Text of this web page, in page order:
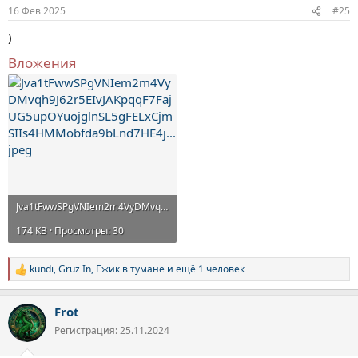
16 Фев 2025 #25
)
Вложения
Jva1tFwwSPgVNIem2m4VyDMvqh9J62r5EIvJAKpqqF7FajUG5upOYuojglnSL5gFELxCjmSIIs4HMMobfda9bLnd7HE4j...jpeg
174 KB · Просмотры: 30
Р
е
к
ц
и
kundi,Gruz In, Ежик в тумане и ещё 1 человек
Frot
Регистрация: 25.11.2024